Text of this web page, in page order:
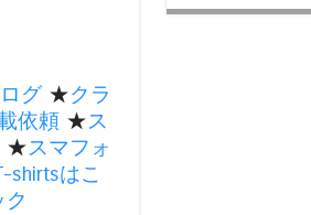
グ ★クラ
依頼 ★ス
★スマフォ
shirtsはこ